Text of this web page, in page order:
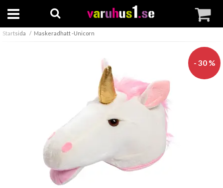
Startsida Maskeradhatt -Unicorn
- 30 %